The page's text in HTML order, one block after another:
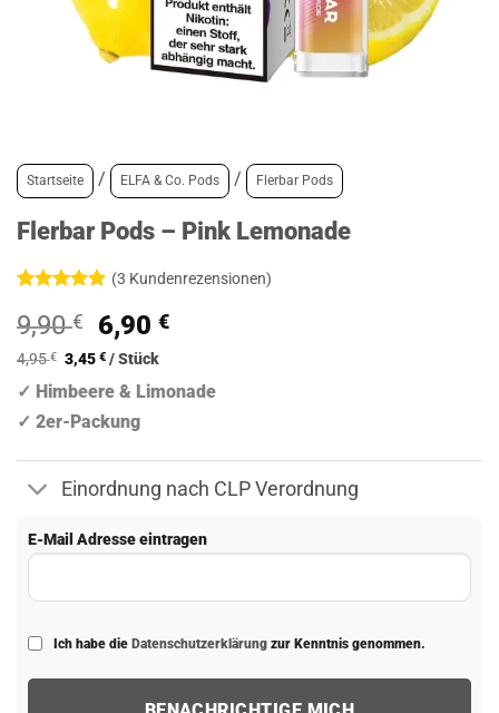
Startseite / ELFA & Co. Pods / Flerbar Pods
Flerbar Pods – Pink Lemonade
mit5von
5, basierend
auf
(3 Kundenrezensionen)
9,90€
Ursprünglicher
Preis
war:
9,90 €
6,90€Aktueller
ist:
6,90 €.
4,95€ 3,45€ /Stück
✓ Himbeere & Limonade
✓ 2er-Packung
Einordnung nach CLP Verordnung
E-Mail Adresse eintragen
Ich habe die Datenschutzerklärung zur Kenntnis genommen.